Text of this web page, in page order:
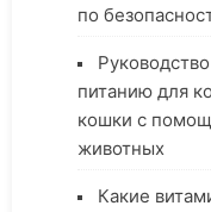
по
питанию для
кошки с
животных
Какие